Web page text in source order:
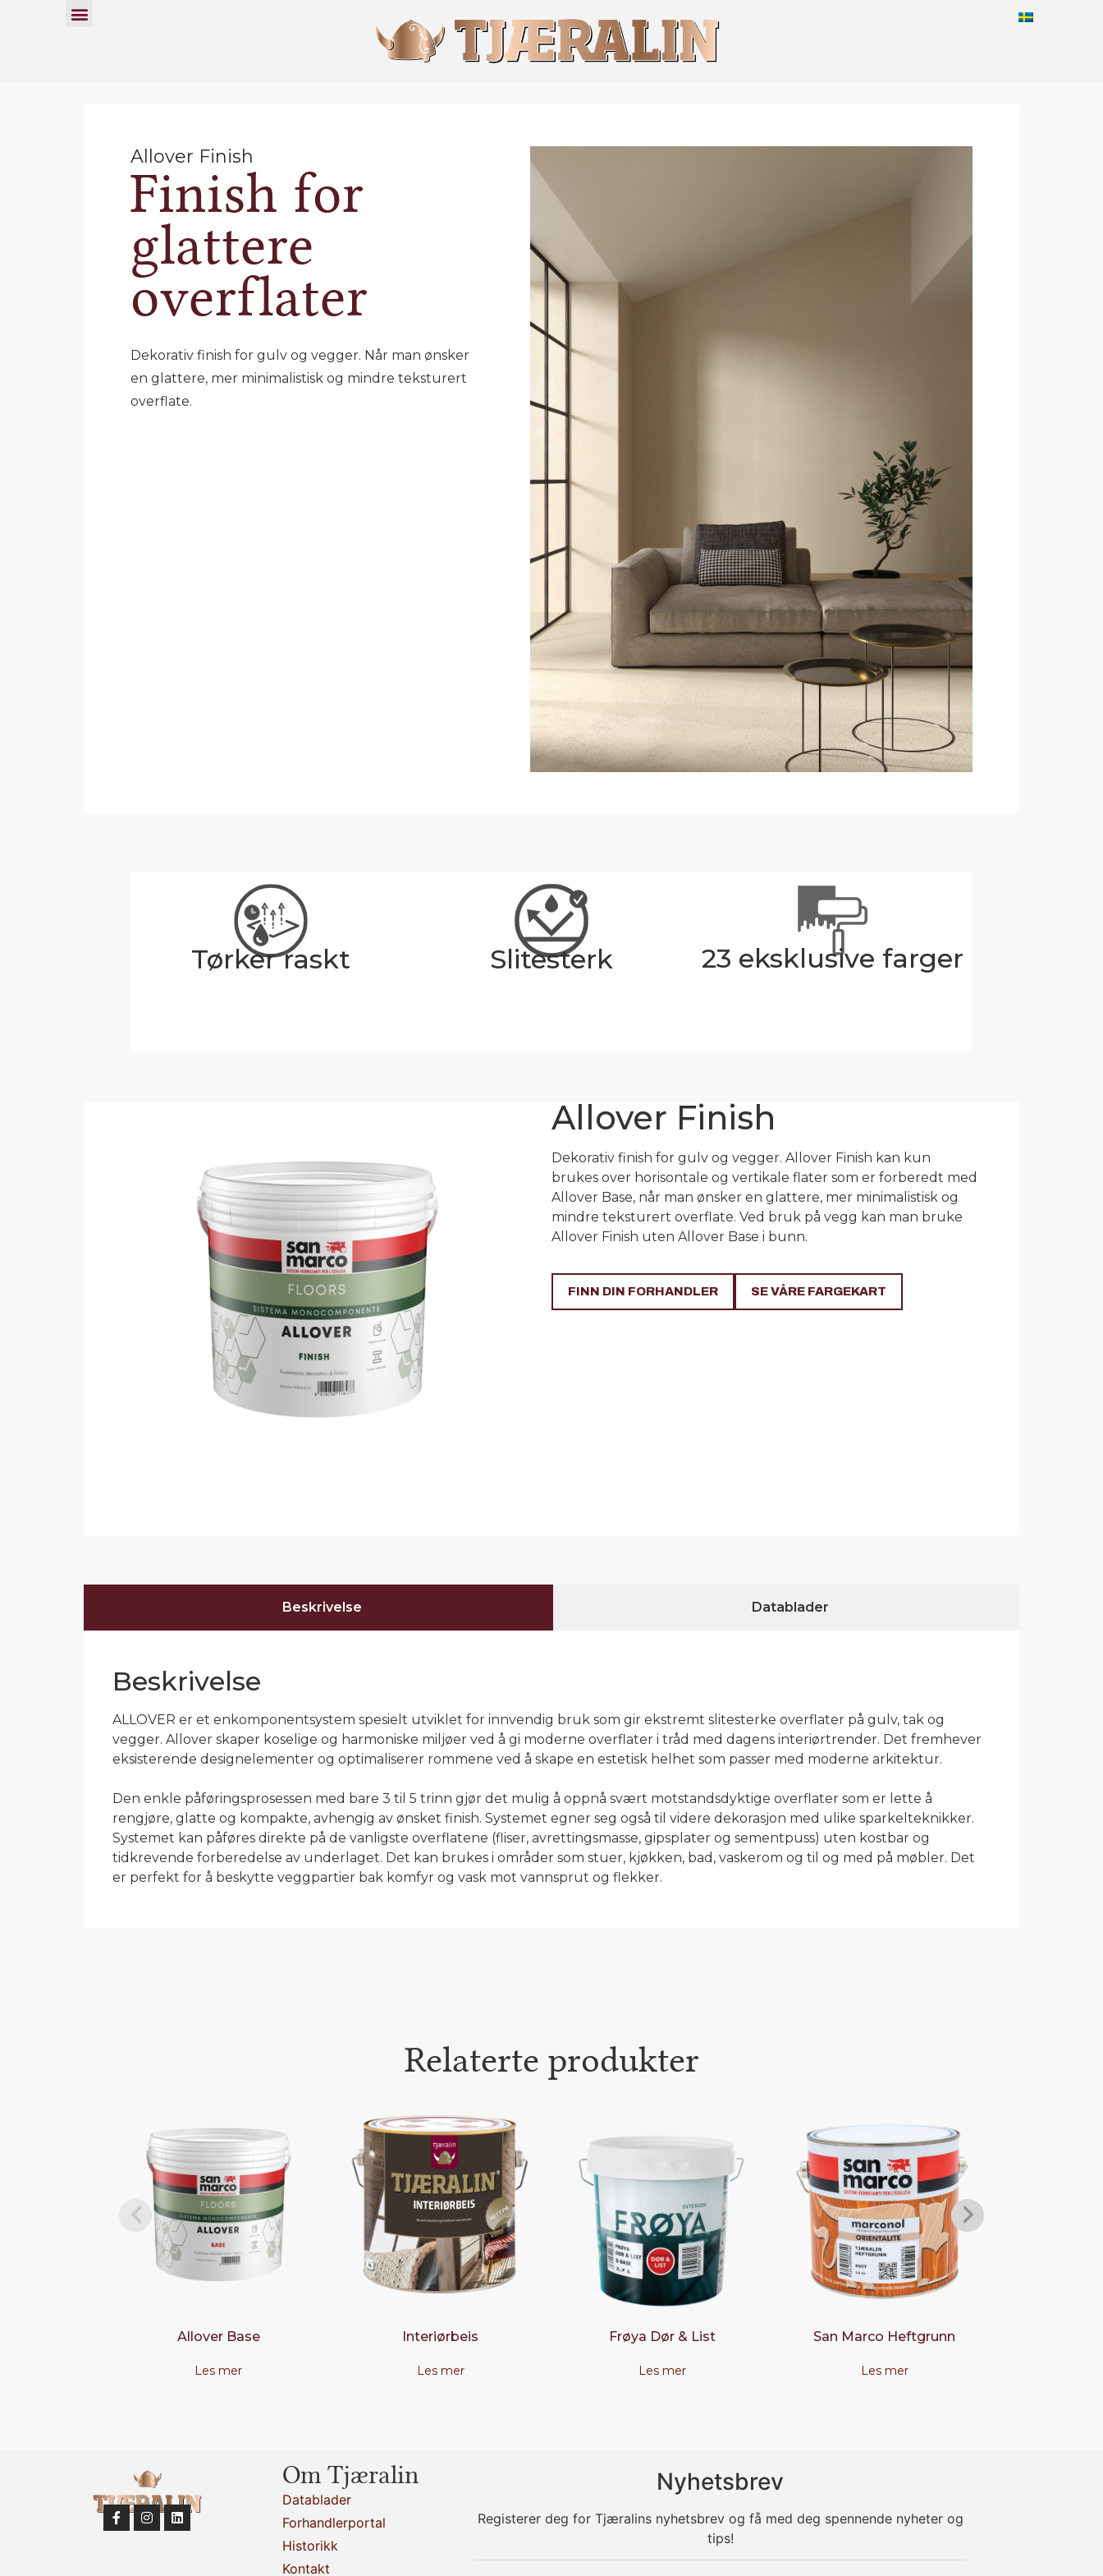
Allover Finish
Finish for
glattere
overflater
Dekorativ finish for gulv og vegger. Når man ønsker
en glattere, mer minimalistisk og mindre teksturert
overflate.
Tørker raskt Slitesterk 23 eksklusive farger
Dekorativ finish for gulv og vegger. Allover Finish kan kun
brukes over horisontale og vertikale flater som er forberedt med
Allover Base, når man ønsker en glattere, mer minimalistisk og
mindre teksturert overflate. Ved bruk på vegg kan man bruke
Allover Finish uten Allover Base i bunn.
FINN DIN FORHANDLER SE VÅRE FARGEKART
Allover Finish
Beskrivelse Datablader
Beskrivelse
ALLOVER er et enkomponentsystem spesielt utviklet for innvendig bruk som gir ekstremt slitesterke overflater på gulv, tak og
vegger. Allover skaper koselige og harmoniske miljøer ved å gi moderne overflater i tråd med dagens interiørtrender. Det fremhever
eksisterende designelementer og optimaliserer rommene ved å skape en estetisk helhet som passer med moderne arkitektur.
Den enkle påføringsprosessen med bare 3 til 5 trinn gjør det mulig å oppnå svært motstandsdyktige overflater som er lette å
rengjøre, glatte og kompakte, avhengig av ønsket finish. Systemet egner seg også til videre dekorasjon med ulike sparkelteknikker.
Systemet kan påføres direkte på de vanligste overflatene (fliser, avrettingsmasse, gipsplater og sementpuss) uten kostbar og
tidkrevende forberedelse av underlaget. Det kan brukes i områder som stuer, kjøkken, bad, vaskerom og til og med på møbler. Det
er perfekt for å beskytte veggpartier bak komfyr og vask mot vannsprut og flekker.
Relaterte produkter
Allover Base
Les mer
Interiørbeis
Les mer
Frøya Dør & List
Les mer
San Marco Heftgrunn
Les mer
Om Tjæralin
Datablader
Forhandlerportal
Historikk
Kontakt
Nyhetsbrev
Registerer deg for Tjæralins nyhetsbrev og få med deg spennende nyheter og
tips!